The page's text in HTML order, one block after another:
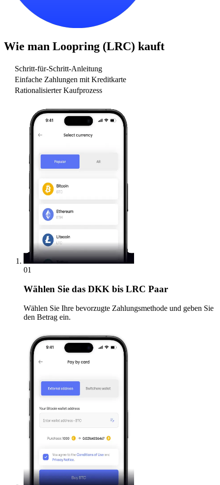
Wie man Loopring (LRC) kauft
Schritt-für-Schritt-Anleitung
Einfache Zahlungen mit Kreditkarte
Rationalisierter Kaufprozess
01
Wählen Sie das DKK bis LRC Paar
Wählen Sie Ihre bevorzugte Zahlungsmethode und geben Sie
den Betrag ein.